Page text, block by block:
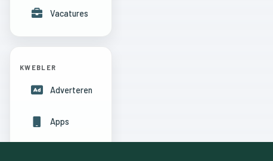
Vacatures
KWEBLER
Adverteren
Apps